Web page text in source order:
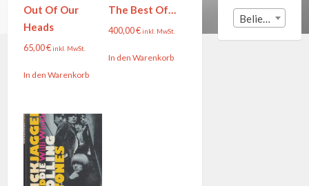
Out Of Our
Heads
65,00€inkl. MwSt.
In den Warenkorb
The Best Of…
400,00€inkl. MwSt.
In den Warenkorb